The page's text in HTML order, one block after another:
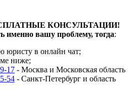
КОНСУЛЬТАЦИИ!
именно вашу проблему, тогда:
юристу в онлайн чат;
ниже;
17 - Москва и Московская область
54 - Санкт-Петербург и область